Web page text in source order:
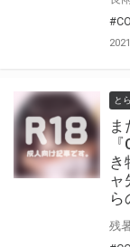
と
き
ャ
ら